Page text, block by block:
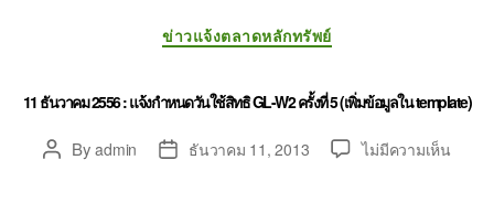
ข่าวแจ้งตลาดหลักทรัพย์
11 ธันวาคม 2556 : แจ้งกำหนดวันใช้สิทธิ GL-W2 ครั้งที่ 5 (เพิ่มข้อมูลใน template)
Byadmin ธันวาคม 11, 2013 ไม่มีความเห็น